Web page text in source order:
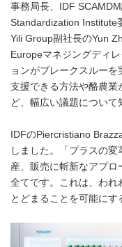
事務局長、IDF
Standardization Institute
Yili Group副社長のYun
Europeマネジングディ
ョンがブレークスルー
支援できる方法や酪農業
ど、幅広い議題について
IDFのPiercristiano
しました。「プラスの
産、販売に斬新なアプ
全てです。これは、われ
とどまることを可能にす